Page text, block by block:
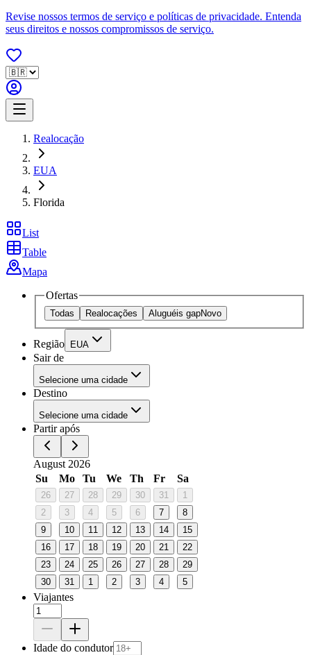
Revise nossos termos de serviço e políticas de privacidade. Entenda
seus direitos e nossos compromissos de serviço.
Realocação
EUA
Florida
List
Table
Mapa
Ofertas
Todas Realocações Aluguéis gapNovo
Região EUA
Sair de
Selecione uma cidade
Destino
Selecione uma cidade
Partir após
August 2026
Su
Mo Tu We Th Fr Sa
26 27 28 29 30 31
1
2
3 4 5 6 7
8
9
10 11 12 13 14
15
16
17 18 19 20 21
22
23
24 25 26 27 28
29
30
31 1 2 3 4 5
Viajantes
Idade do condutor